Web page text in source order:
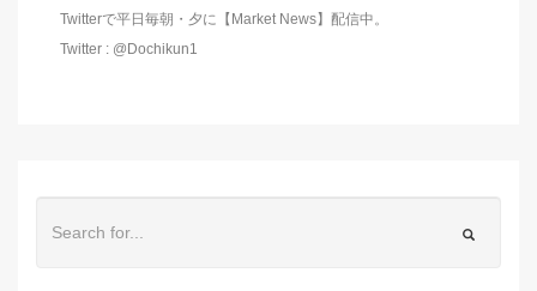
Twitterで平日毎朝・夕に【Market News】配信中。
Twitter : @Dochikun1